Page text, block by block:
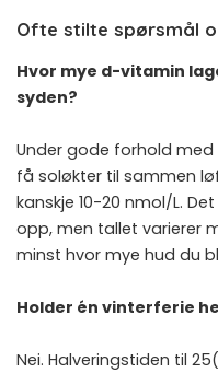
Ofte stilte spørsmål
Hvor mye d-vitamin
syden?
Under gode forhold
få soløkter til sammen
kanskje 10-20 nmol/L.
opp, men tallet varierer
minst hvor mye hud du
Holder én vinterferie
Nei. Halveringstiden til